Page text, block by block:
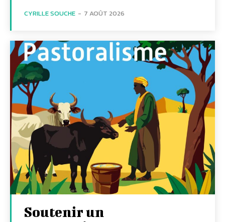
CYRILLE SOUCHE - 7 AOÛT 2026
Soutenir un